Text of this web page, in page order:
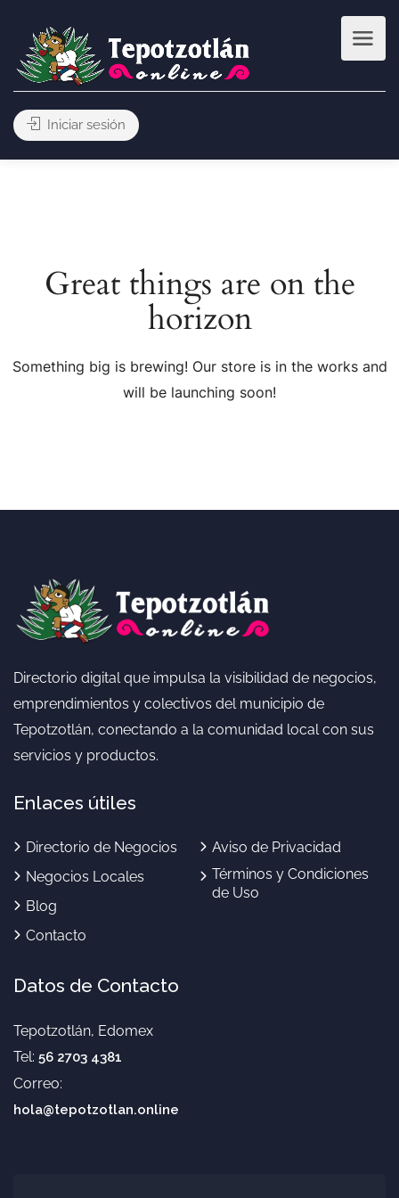
Iniciar sesión
Great things are on the
horizon
Something big is brewing! Our store is in the works and
will be launching soon!
Directorio digital que impulsa la visibilidad de negocios,
emprendimientos y colectivos del municipio de
Tepotzotlán, conectando a la comunidad local con sus
servicios y productos.
Enlaces útiles
Directorio de Negocios
Negocios Locales
Blog
Contacto
Aviso de Privacidad
Términos y Condiciones
de Uso
Datos de Contacto
Tepotzotlán, Edomex
Tel: 56 2703 4381
Correo:
hola@tepotzotlan.online